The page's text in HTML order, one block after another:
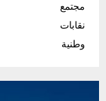
مجتمع
نقابات
وطنية